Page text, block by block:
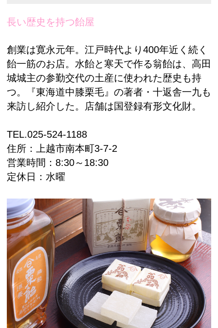
長い歴史を持つ飴屋
創業は寛永元年。江戸時代より400年近く続く
飴一筋のお店。水飴と寒天で作る翁飴は、高田
城城主の参勤交代の土産に使われた歴史も持
つ。『東海道中膝栗毛』の著者・十返舎一九も
来訪し紹介した。店舗は国登録有形文化財。
TEL.025-524-1188
住所：上越市南本町3-7-2
営業時間：8:30～18:30
定休日：水曜